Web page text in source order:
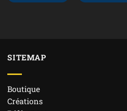
SITEMAP
Boutique
Créations